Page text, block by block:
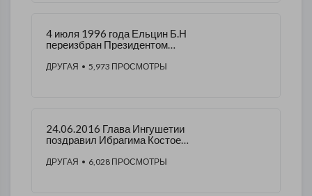
4 июля 1996 года Ельцин Б.Н
переизбран Президентом
олигархи.
ДРУГАЯ • 5,973 ПРОСМОТРЫ
24.06.2016 Глава Ингушетии
поздравил Ибрагима Костоева
ДРУГАЯ • 6,028 ПРОСМОТРЫ